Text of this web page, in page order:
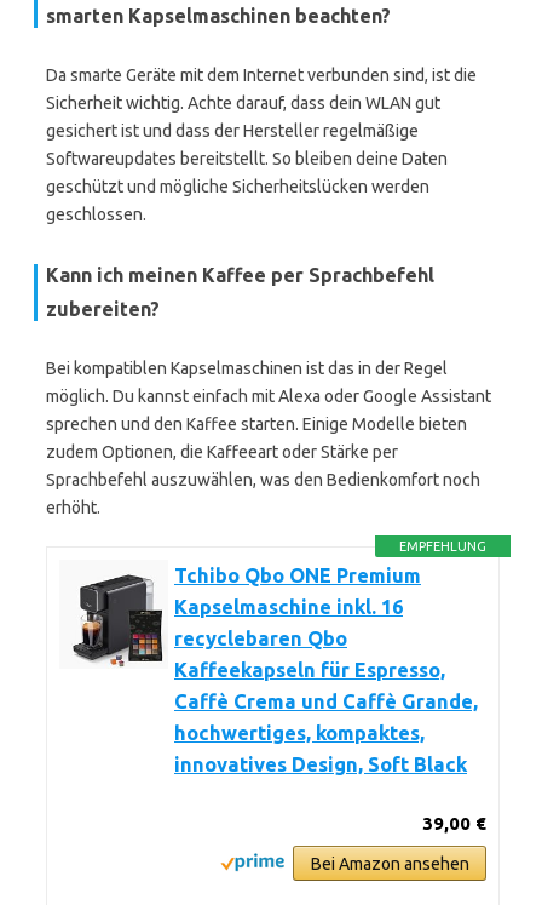
smarten Kapselmaschinen beachten?
Da smarte Geräte mit dem Internet verbunden sind, ist die
Sicherheit wichtig. Achte darauf, dass dein WLAN gut
gesichert ist und dass der Hersteller regelmäßige
Softwareupdates bereitstellt. So bleiben deine Daten
geschützt und mögliche Sicherheitslücken werden
geschlossen.
Kann ich meinen Kaffee per Sprachbefehl
zubereiten?
Bei kompatiblen Kapselmaschinen ist das in der Regel
möglich. Du kannst einfach mit Alexa oder Google Assistant
sprechen und den Kaffee starten. Einige Modelle bieten
zudem Optionen, die Kaffeeart oder Stärke per
Sprachbefehl auszuwählen, was den Bedienkomfort noch
erhöht.
EMPFEHLUNG
Tchibo Qbo ONE Premium
Kapselmaschine inkl. 16
recyclebaren Qbo
Kaffeekapseln für Espresso,
Caffè Crema und Caffè Grande,
hochwertiges, kompaktes,
innovatives Design, Soft Black
39,00 €
Bei Amazon ansehen